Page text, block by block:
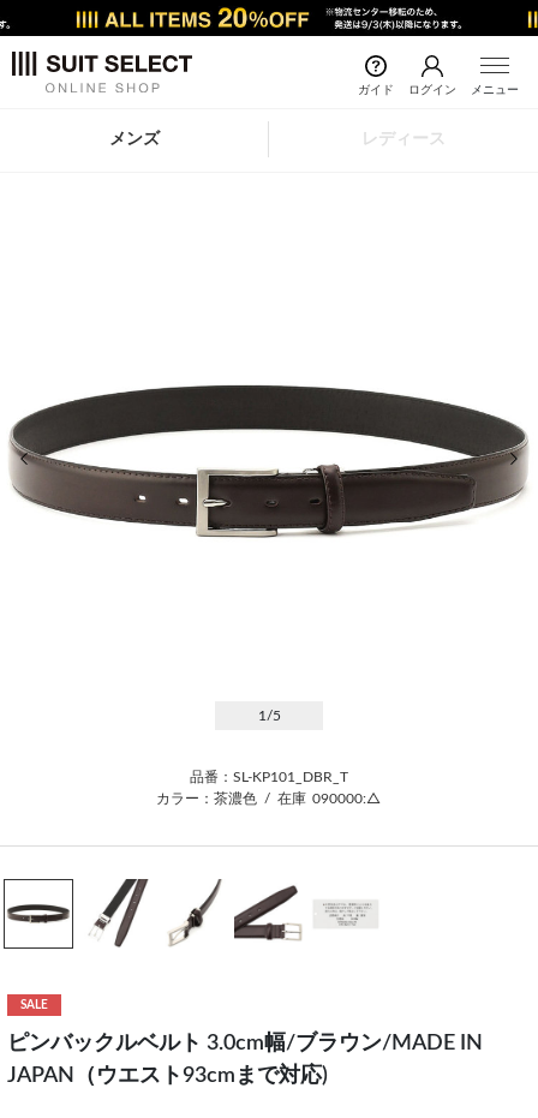
ガイド ログイン メニュー
メンズ レディース
前の画像 次
1 /5
品番：SL-KP101_DBR_T
カラー：茶濃色 / 在庫 090000:△
SALE
ピンバックルベルト 3.0cm幅/ブラウン/MADE IN
JAPAN（ウエスト93cmまで対応)